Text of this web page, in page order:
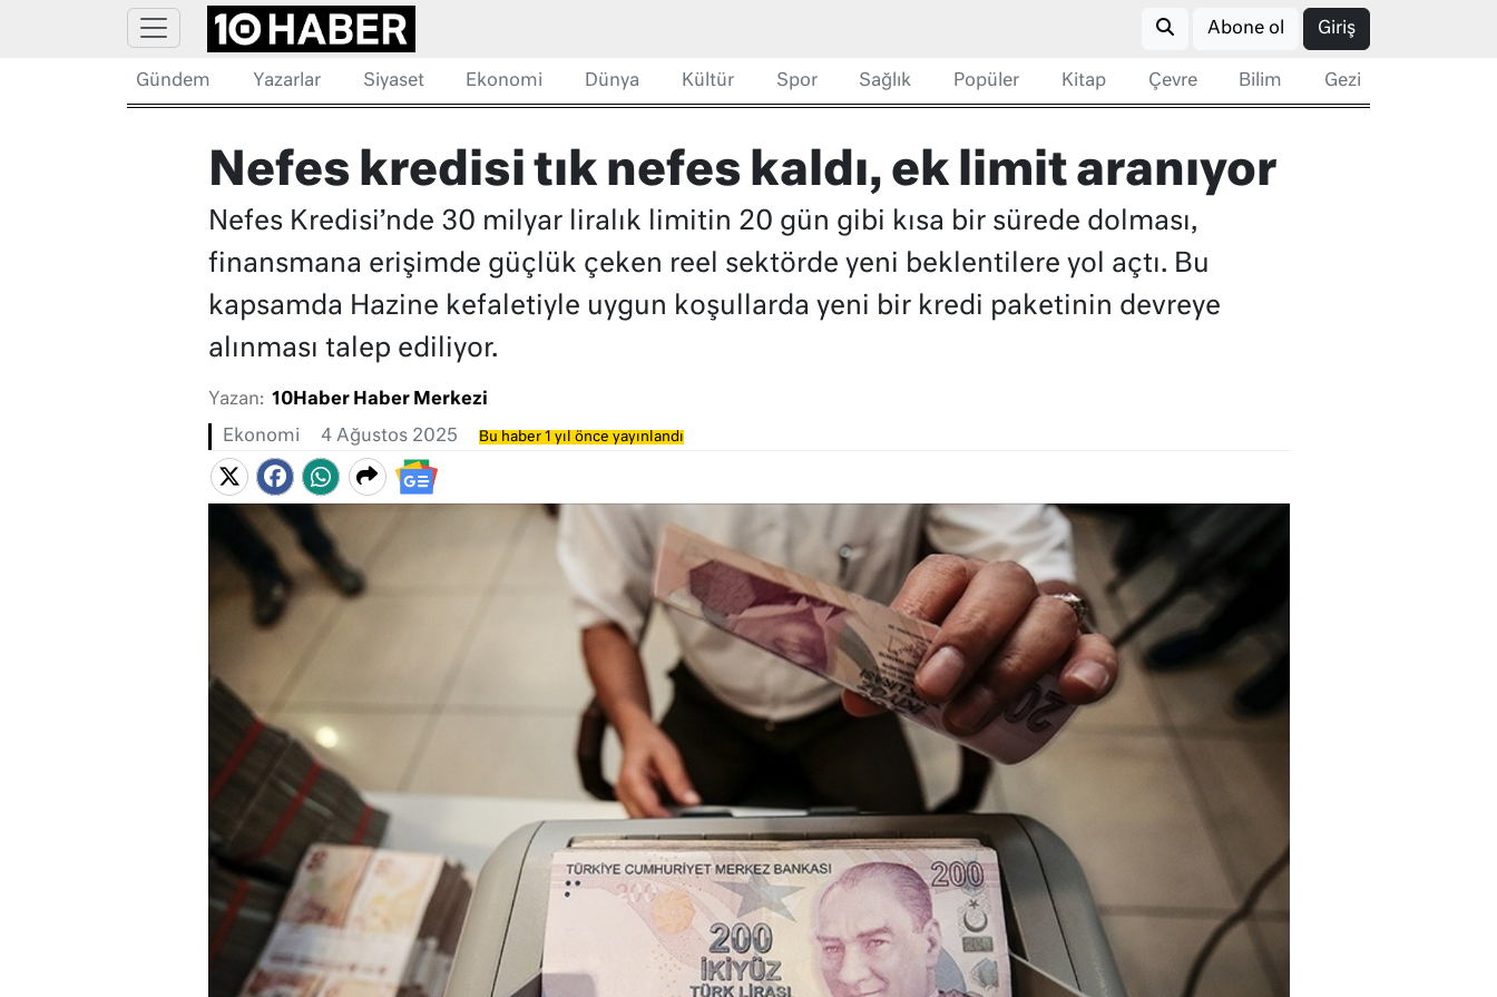
Abone ol Giriş
Gündem Yazarlar Siyaset Ekonomi Dünya Kültür Spor Sağlık Popüler Kitap Çevre Bilim Gezi
Nefes kredisi tık nefes kaldı, ek limit aranıyor
Nefes Kredisi’nde 30 milyar liralık limitin 20 gün gibi kısa bir sürede dolması,
finansmana erişimde güçlük çeken reel sektörde yeni beklentilere yol açtı. Bu
kapsamda Hazine kefaletiyle uygun koşullarda yeni bir kredi paketinin devreye
alınması talep ediliyor.
Yazan: 10Haber Haber Merkezi
Ekonomi 4 Ağustos 2025 Bu haber 1 yıl önce yayınlandı